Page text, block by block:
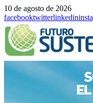
10 de agosto de 2026
facebooktwitterlinkedin